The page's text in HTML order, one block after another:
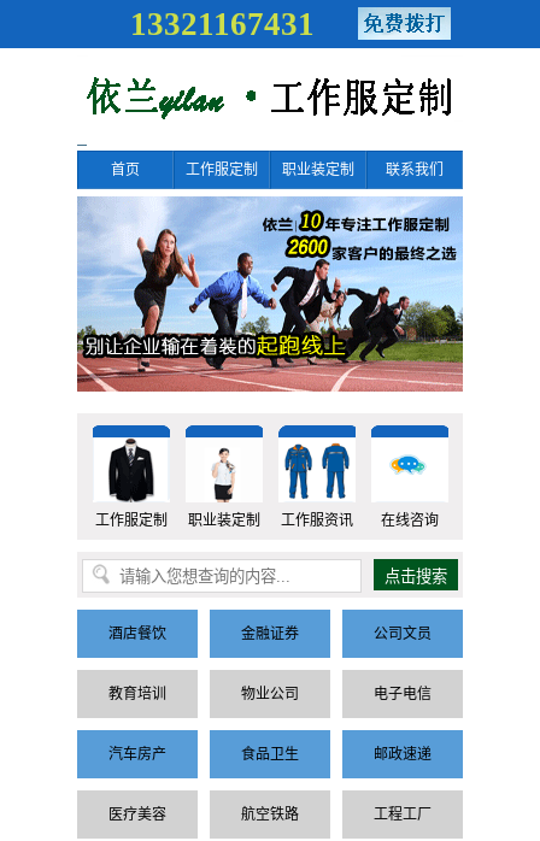
13321167431
首页 工作服定制 职业装定制 联系我们
工作服定制 职业装定制 工作服资讯 在线咨询
酒店餐饮 金融证券 公司文员
教育培训 物业公司 电子电信
汽车房产 食品卫生 邮政速递
医疗美容 航空铁路 工程工厂